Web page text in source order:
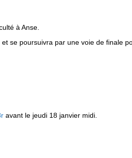
à Anse.
se poursuivra par une voie de finale
avant le jeudi 18 janvier midi.